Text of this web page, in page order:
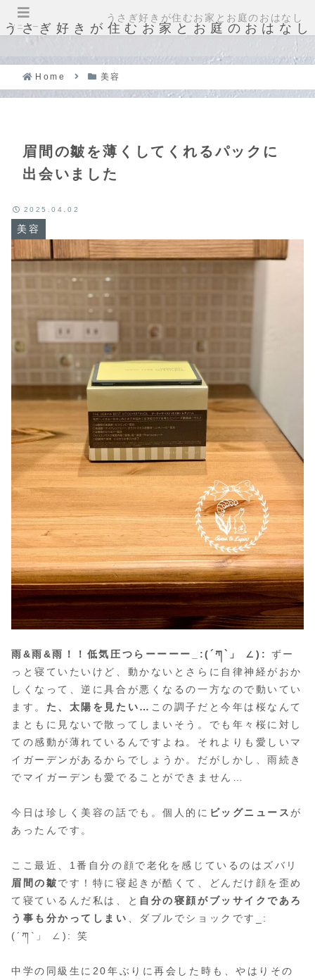
うさぎ好きが住むお家とお庭のおはなし
Home 美容
眉間の皺を薄くしてくれるパックに
出会いました
美容
2025.04.02
雨&雨&雨！！低気圧つらーーーー_:(´ཀ`」 ∠):
ずー
っと寝ていたいけど、動かないとさらに自律神経がおか
しくなって、逆に具合が悪くなるの一方なので動いてい
ます。 た、太陽を見たい… この調子だと今年は桜なんて
まともに見ないで散ってしまいそう。でも年々桜に対し
ての感動が薄れているんですよね。それよりも愛しいマ
イガーデンがあるからでしょうか。だがしかし、雨続き
でマイガーデンも愛でることができません…
今日は珍しく美容の話でも。個人的に ビッグニュース が
あったんです。
ここ最近、1番自分の顔で老化を感じているのはズバリ
眉間の皺です！特に寝起きが酷くて、どんだけ顔を歪め
て寝ているんだ私は、と 自分の寝顔がブッサイクであろ
う事も分かってしまい
、ダブルでショックです_:
(´ཀ`」 ∠): 笑
中学の同級生に20年ぶりに再会した時も、やはりその
メニュー
うさぎ好きが住むお家とお庭のおはなし